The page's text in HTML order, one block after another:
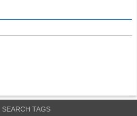
SEARCH TAGS